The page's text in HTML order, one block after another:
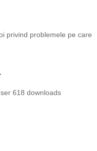
privind problemele pe care
618 downloads